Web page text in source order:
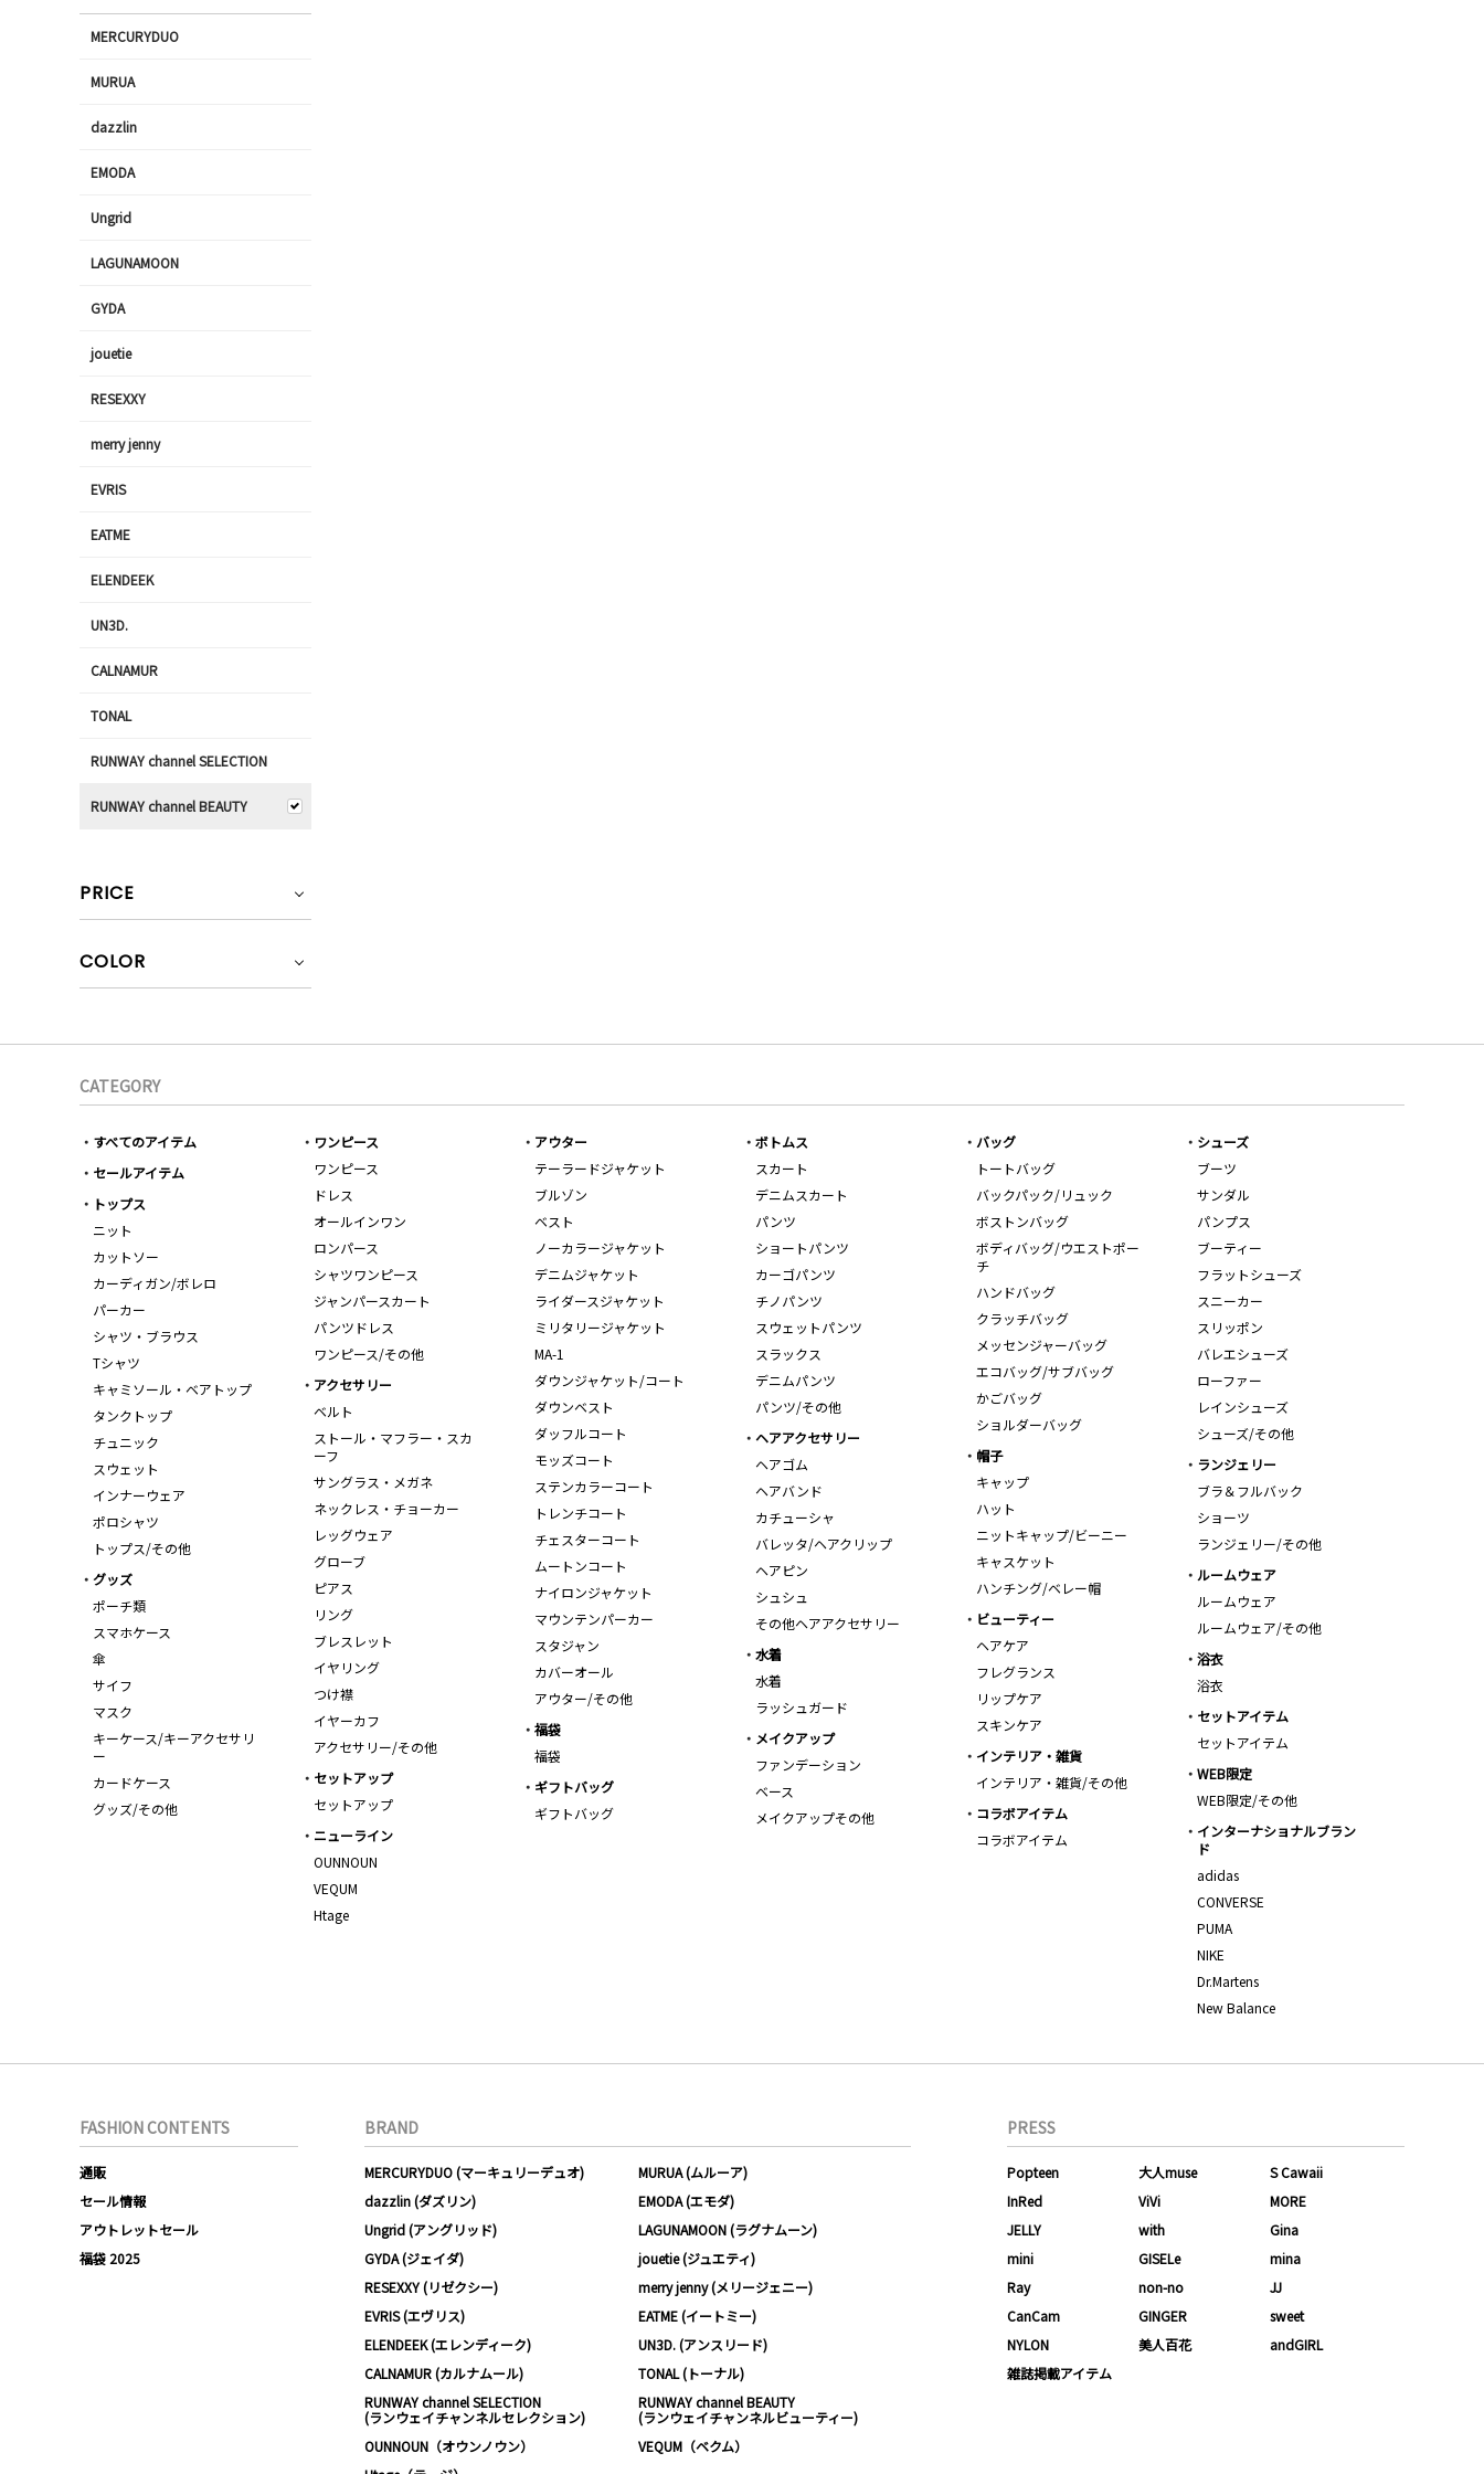
MERCURYDUO
MURUA
dazzlin
EMODA
Ungrid
LAGUNAMOON
GYDA
jouetie
RESEXXY
merry jenny
EVRIS
EATME
ELENDEEK
UN3D.
CALNAMUR
TONAL
RUNWAY channel SELECTION
RUNWAY channel BEAUTY
PRICE
COLOR
CATEGORY
すべてのアイテム
セールアイテム
トップス
ニット
カットソー
カーディガン/ボレロ
パーカー
シャツ・ブラウス
Tシャツ
キャミソール・ベアトップ
タンクトップ
チュニック
スウェット
インナーウェア
ポロシャツ
トップス/その他
ワンピース
ワンピース
ドレス
オールインワン
ロンパース
シャツワンピース
ジャンパースカート
パンツドレス
ワンピース/その他
アウター
テーラードジャケット
ブルゾン
ベスト
ノーカラージャケット
デニムジャケット
ライダースジャケット
ミリタリージャケット
MA-1
ダウンジャケット/コート
ダウンベスト
ダッフルコート
モッズコート
ステンカラーコート
トレンチコート
チェスターコート
ムートンコート
ナイロンジャケット
マウンテンパーカー
スタジャン
カバーオール
アウター/その他
ボトムス
スカート
デニムスカート
パンツ
ショートパンツ
カーゴパンツ
チノパンツ
スウェットパンツ
スラックス
デニムパンツ
パンツ/その他
バッグ
トートバッグ
バックパック/リュック
ボストンバッグ
ボディバッグ/ウエストポー
チ
ハンドバッグ
クラッチバッグ
メッセンジャーバッグ
エコバッグ/サブバッグ
かごバッグ
ショルダーバッグ
シューズ
ブーツ
サンダル
パンプス
ブーティー
フラットシューズ
スニーカー
スリッポン
バレエシューズ
ローファー
レインシューズ
シューズ/その他
アクセサリー
ベルト
ストール・マフラー・スカ
ーフ
サングラス・メガネ
ネックレス・チョーカー
レッグウェア
グローブ
ピアス
リング
ブレスレット
イヤリング
つけ襟
イヤーカフ
アクセサリー/その他
ヘアアクセサリー
ヘアゴム
ヘアバンド
カチューシャ
バレッタ/ヘアクリップ
ヘアピン
シュシュ
その他ヘアアクセサリー
帽子
キャップ
ハット
ニットキャップ/ビーニー
キャスケット
ハンチング/ベレー帽
ランジェリー
ブラ＆フルバック
ショーツ
ランジェリー/その他
ルームウェア
ルームウェア
ルームウェア/その他
グッズ
ポーチ類
スマホケース
傘
サイフ
マスク
キーケース/キーアクセサリ
ー
カードケース
グッズ/その他
ビューティー
ヘアケア
フレグランス
リップケア
スキンケア
水着
水着
ラッシュガード
浴衣
浴衣
セットアイテム
セットアイテム
福袋
福袋
メイクアップ
ファンデーション
ベース
メイクアップその他
インテリア・雑貨
インテリア・雑貨/その他
WEB限定
WEB限定/その他
セットアップ
セットアップ
ギフトバッグ
ギフトバッグ
コラボアイテム
コラボアイテム
インターナショナルブラン
ド
adidas
CONVERSE
PUMA
NIKE
Dr.Martens
New Balance
ニューライン
OUNNOUN
VEQUM
Htage
FASHION CONTENTS
通販
セール情報
アウトレットセール
福袋 2025
BRAND
MERCURYDUO (マーキュリーデュオ)
MURUA (ムルーア)
dazzlin (ダズリン)
EMODA (エモダ)
Ungrid (アングリッド)
LAGUNAMOON (ラグナムーン)
GYDA (ジェイダ)
jouetie (ジュエティ)
RESEXXY (リゼクシー)
merry jenny (メリージェニー)
EVRIS (エヴリス)
EATME (イートミー)
ELENDEEK (エレンディーク)
UN3D. (アンスリード)
CALNAMUR (カルナムール)
TONAL (トーナル)
RUNWAY channel SELECTION
(ランウェイチャンネルセレクション)
RUNWAY channel BEAUTY
(ランウェイチャンネルビューティー)
OUNNOUN（オウンノウン）
VEQUM（ベクム）
PRESS
Popteen 大人muse
S Cawaii
InRed
ViVi
MORE
JELLY
with
Gina
mini
GISELe
mina
Ray
non-no
JJ
CanCam
GINGER
sweet
NYLON
美人百花
andGIRL
雑誌掲載アイテム